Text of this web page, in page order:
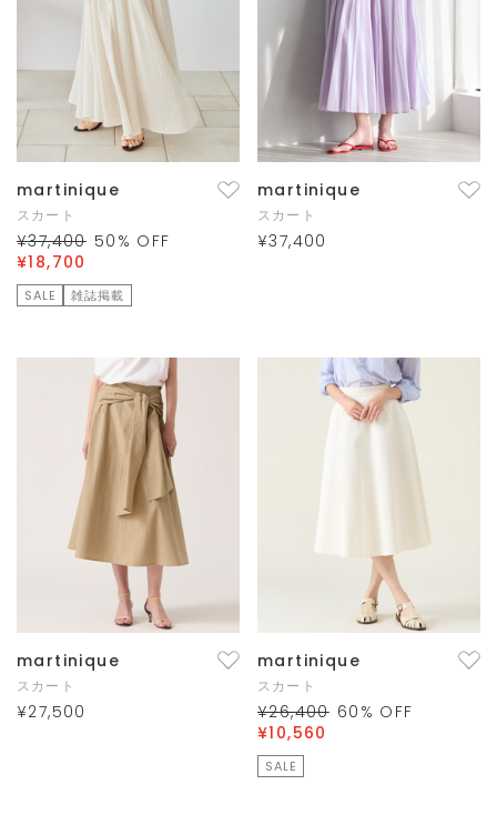
martinique
スカート
¥37,400 50 % OFF
¥18,700
SALE 雑誌掲載
martinique
スカート
¥37,400
martinique
スカート
¥27,500
martinique
スカート
¥26,400 60 % OFF
¥10,560
SALE